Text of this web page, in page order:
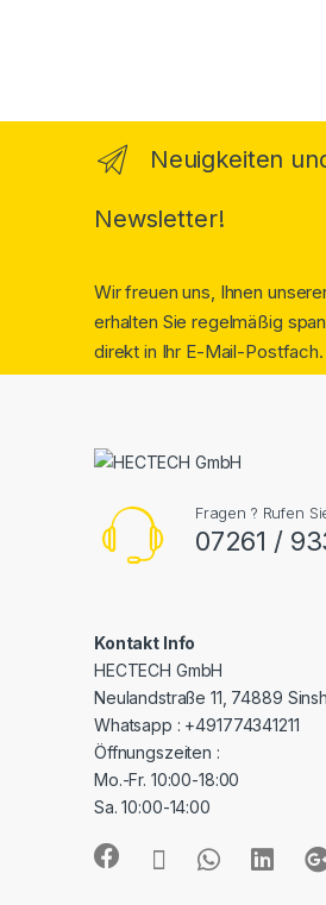
Neuigkeiten
Newsletter!
Wir freuen uns, Ihnen
erhalten Sie regelmäßig
direkt in Ihr E-Mail-Postfach.
Fragen ? Rufen
07261 /
Kontakt Info
HECTECH GmbH
Neulandstraße 11, 74889
Whatsapp : +491774341211
Öffnungszeiten :
Mo.-Fr. 10:00-18:00
Sa. 10:00-14:00